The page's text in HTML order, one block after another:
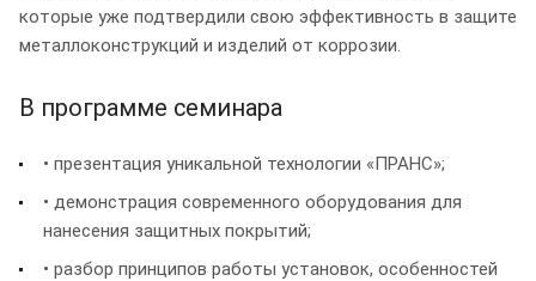
которые уже подтвердили свою эффективность в защите
металлоконструкций и изделий от коррозии.
В программе семинара
• презентация уникальной технологии «ПРАНС»;
• демонстрация современного оборудования для
нанесения защитных покрытий;
• разбор принципов работы установок, особенностей